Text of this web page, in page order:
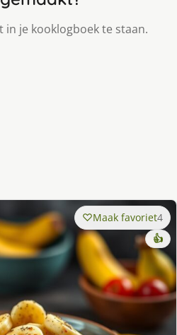
je kooklogboek te staan.
Maak favoriet4
👍